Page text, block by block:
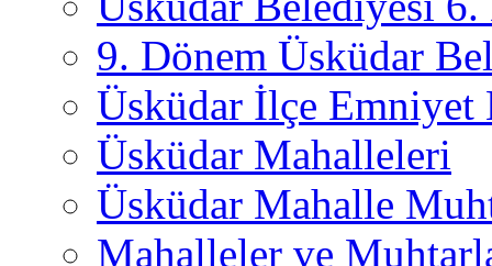
9. Dönem Üsküdar
Üsküdar İlçe
Üsküdar Mahalleleri
Üsküdar Mahalle
Mahalleler ve